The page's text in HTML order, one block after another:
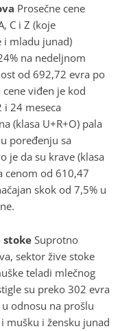
Prosečne cene
C i Z (koje
i mladu junad)
na nedeljnom
od 692,72 evra po
viđen je kod
24 meseca
(klasa U+R+O) pala
poređenju sa
je da su krave (klasa
cenom od 610,47
skok od 7,5% u
stokeSuprotno
sektor žive stoke
teladi mlečnog
su preko 302 evra
odnosu na prošlu
mušku i žensku junad